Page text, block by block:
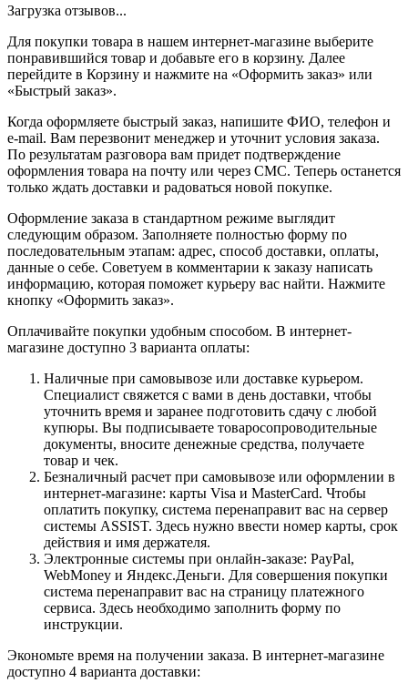
Загрузка отзывов...
Для покупки товара в нашем интернет-магазине выберите
понравившийся товар и добавьте его в корзину. Далее
перейдите в Корзину и нажмите на «Оформить заказ» или
«Быстрый заказ».
Когда оформляете быстрый заказ, напишите ФИО, телефон и
e-mail. Вам перезвонит менеджер и уточнит условия заказа.
По результатам разговора вам придет подтверждение
оформления товара на почту или через СМС. Теперь останется
только ждать доставки и радоваться новой покупке.
Оформление заказа в стандартном режиме выглядит
следующим образом. Заполняете полностью форму по
последовательным этапам: адрес, способ доставки, оплаты,
данные о себе. Советуем в комментарии к заказу написать
информацию, которая поможет курьеру вас найти. Нажмите
кнопку «Оформить заказ».
Оплачивайте покупки удобным способом. В интернет-
магазине доступно 3 варианта оплаты:
Наличные при самовывозе или доставке курьером.
Специалист свяжется с вами в день доставки, чтобы
уточнить время и заранее подготовить сдачу с любой
купюры. Вы подписываете товаросопроводительные
документы, вносите денежные средства, получаете
товар и чек.
Безналичный расчет при самовывозе или оформлении в
интернет-магазине: карты Visa и MasterCard. Чтобы
оплатить покупку, система перенаправит вас на сервер
системы ASSIST. Здесь нужно ввести номер карты, срок
действия и имя держателя.
Электронные системы при онлайн-заказе: PayPal,
WebMoney и Яндекс.Деньги. Для совершения покупки
система перенаправит вас на страницу платежного
сервиса. Здесь необходимо заполнить форму по
инструкции.
Экономьте время на получении заказа. В интернет-магазине
доступно 4 варианта доставки: